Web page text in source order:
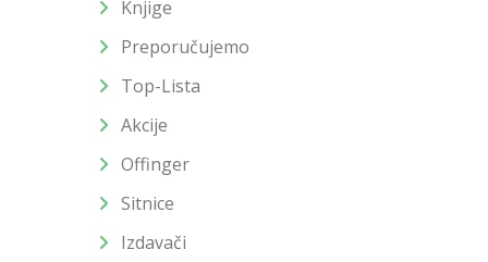
Knjige
Preporučujemo
Top-Lista
Akcije
Offinger
Sitnice
Izdavači